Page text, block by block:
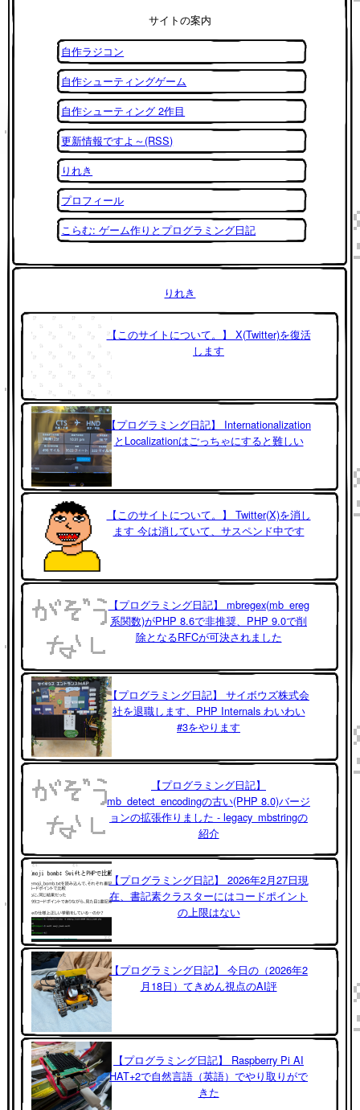
サイトの案内
自作ラジコン
自作シューティングゲーム
自作シューティング 2作目
更新情報ですよ～(RSS)
りれき
プロフィール
こらむ: ゲーム作りとプログラミング日記
りれき
【このサイトについて。】 X(Twitter)を復活
します
【プログラミング日記】 Internationalization
とLocalizationはごっちゃにすると難しい
【このサイトについて。】 Twitter(X)を消し
ます 今は消していて、サスペンド中です
【プログラミング日記】 mbregex(mb_ereg
系関数)がPHP 8.6で非推奨、PHP 9.0で削
除となるRFCが可決されました
【プログラミング日記】 サイボウズ株式会
社を退職します、PHP Internals わいわい
#3をやります
【プログラミング日記】
mb_detect_encodingの古い(PHP 8.0)バージ
ョンの拡張作りました - legacy_mbstringの
紹介
【プログラミング日記】 2026年2月27日現
在、書記素クラスターにはコードポイント
の上限はない
【プログラミング日記】 今日の（2026年2
月18日）てきめん視点のAI評
【プログラミング日記】 Raspberry Pi AI
HAT+2で自然言語（英語）でやり取りがで
きた